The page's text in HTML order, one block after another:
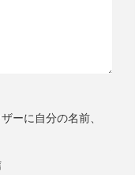
ーに自分の名前、